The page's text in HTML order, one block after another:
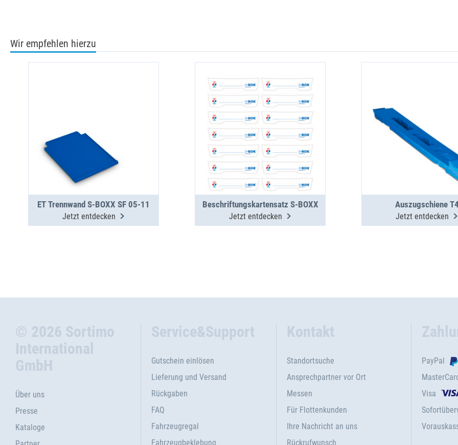
Wir empfehlen hierzu
ET Trennwand S-BOXX SF 05-11
Jetzt entdecken
Beschriftungskartensatz S-BOXX
Jetzt entdecken
Auszugschiene
Jetzt entdecken
© 2026 Sortimo
International
GmbH
Über uns
Presse
Kataloge
Service&Support
Gutschein einlösen
Lieferung und Versand
Rückgaben
FAQ
Fahrzeugregal
Fahrzeugbeklebung
Kontakt
Standortsuche
Ansprechpartner vor Ort
Messen
Für Flottenkunden
Ihre Nachricht an uns
Rückrufwunsch
PayPal
Visa